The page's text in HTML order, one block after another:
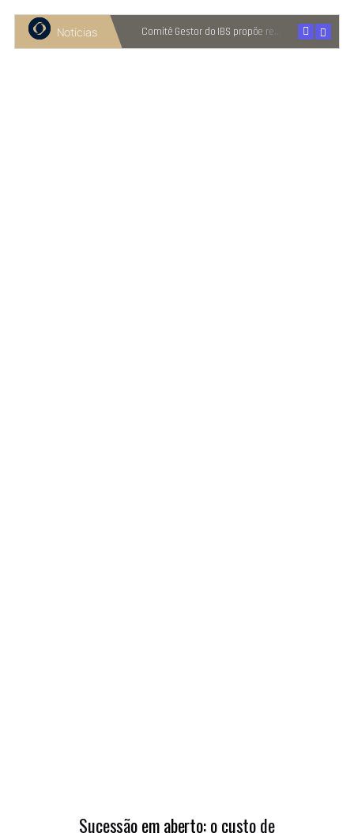
Notícias
Recuperação judicial cresce entre micro e pequenas empresas Comitê Gestor do IBS propõe reter metade de 2027
Sucessão em aberto: o custo de